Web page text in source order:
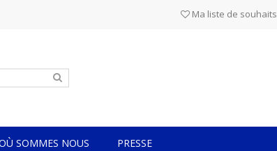
Ma liste de souhaits
SOMMES NOUS PRESSE